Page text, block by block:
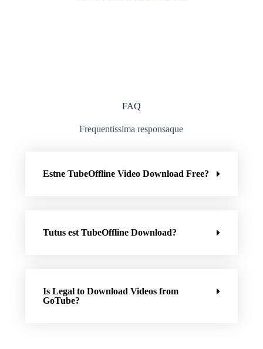
FAQ
Frequentissima responsaque
Estne TubeOffline Video Download Free?
Tutus est TubeOffline Download?
Is Legal to Download Videos from
GoTube?